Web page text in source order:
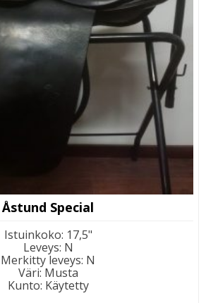
Åstund Special
Istuinkoko: 17,5"
Leveys: N
Merkitty leveys: N
Väri:Musta
Kunto: Käytetty